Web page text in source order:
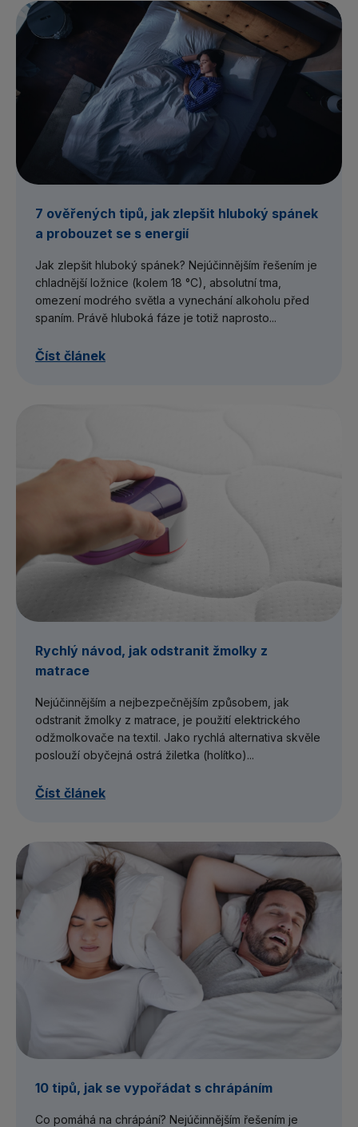
7 ověřených tipů, jak zlepšit hluboký spánek
a probouzet se s energií
Jak zlepšit hluboký spánek? Nejúčinnějším řešením je
chladnější ložnice (kolem 18 °C), absolutní tma,
omezení modrého světla a vynechání alkoholu před
spaním. Právě hluboká fáze je totiž naprosto...
Číst článek
Rychlý návod, jak odstranit žmolky z
matrace
Nejúčinnějším a nejbezpečnějším způsobem, jak
odstranit žmolky z matrace, je použití elektrického
odžmolkovače na textil. Jako rychlá alternativa skvěle
poslouží obyčejná ostrá žiletka (holítko)...
Číst článek
10 tipů, jak se vypořádat s chrápáním
Co pomáhá na chrápání? Nejúčinnějším řešením je